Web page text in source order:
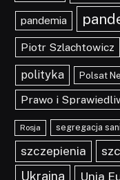
pandemia
Piotr Szlachtowicz
polityka Polsat
Prawo i
Rosja segregacja
szczepienia
Ukraina Unia